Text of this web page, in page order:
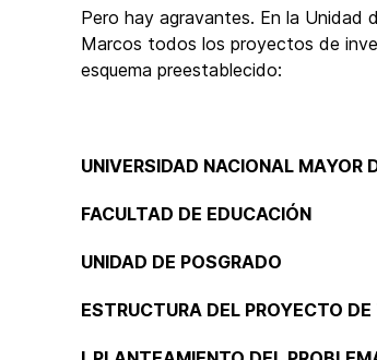
Pero hay agravantes. En la Unidad
Marcos todos los proyectos de
esquema preestablecido:
UNIVERSIDAD NACIONAL MAYOR
FACULTAD DE EDUCACIÓN
UNIDAD DE POSGRADO
ESTRUCTURA DEL PROYECTO